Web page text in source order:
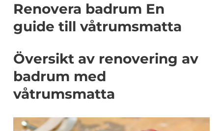
Renovera badrum En
guide till våtrumsmatta
Översikt av renovering av
badrum med
våtrumsmatta